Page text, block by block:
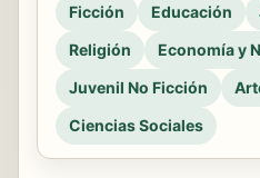
Ficción Educación
Religión
Economía y
Juvenil No Ficción
Ciencias Sociales